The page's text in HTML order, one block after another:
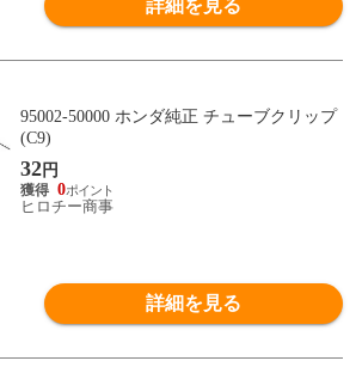
詳細を見る
95002-50000 ホンダ純正 チューブクリップ
(C9)
32円
0
ヒロチー商事
詳細を見る